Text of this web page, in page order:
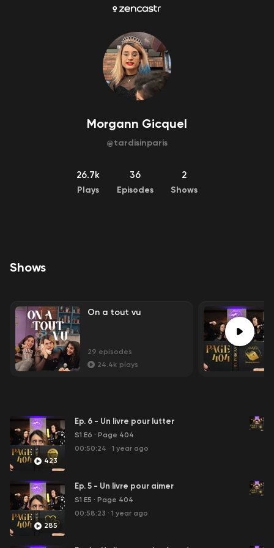
Morgann Gicquel
@tardisinparis
26.7k
Plays
36
Episodes
2
Shows
Shows
On a tout vu
29 episodes
24.4k plays
423
Ep. 6 - Un livre pour lutter
S1 E6 · Page 404
00:50:24 · 1 year ago
285
Ep. 5 - Un livre pour aimer
S1 E5 · Page 404
00:58:23 · 1 year ago